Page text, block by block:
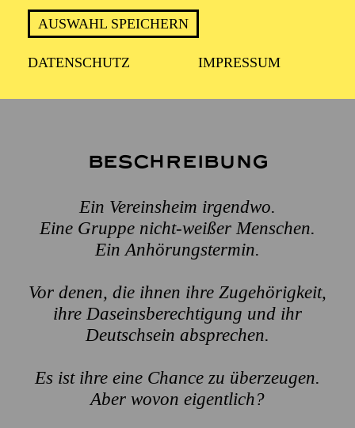
AUSWAHL SPEICHERN
DATENSCHUTZ IMPRESSUM
Beschreibung
Ein Vereinsheim irgendwo.
Eine Gruppe nicht-weißer Menschen.
Ein Anhörungstermin.
Vor denen, die ihnen ihre Zugehörigkeit,
ihre Daseinsberechtigung und ihr
Deutschsein absprechen.
Es ist ihre eine Chance zu überzeugen.
Aber wovon eigentlich?